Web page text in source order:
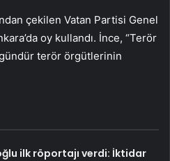
çekilen Vatan Partisi Genel
oy kullandı. İnce, “Terör
terör örgütlerinin
ilk röportajı verdi: İktidar